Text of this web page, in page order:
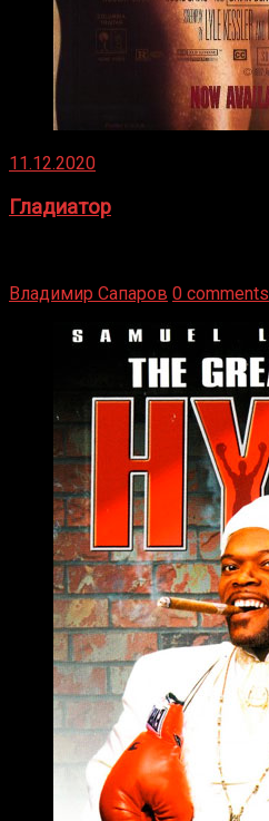
11.12.2020
Гладиатор
Владимир Сапаров 0 comments